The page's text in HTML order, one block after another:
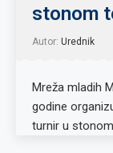
stonom
Autor: Urednik
Mreža mladih
godine
turnir u